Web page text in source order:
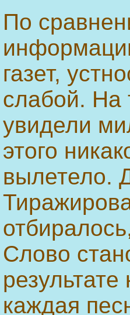
По
газет,
слабой. На
увидели
этого
вылетело.
Слово
каждая